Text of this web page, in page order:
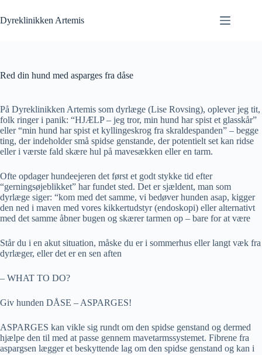
til
indhold
Dyreklinikken Artemis
Red din hund med asparges fra dåse
På Dyreklinikken Artemis som dyrlæge (Lise Rovsing), oplever jeg tit,
folk ringer i panik: “HJÆLP – jeg tror, min hund har spist et glasskår”
eller “min hund har spist et kyllingeskrog fra skraldespanden” – begge
ting, der indeholder små spidse genstande, der potentielt set kan ridse
eller i værste fald skære hul på mavesækken eller en tarm.
Ofte opdager hundeejeren det først et godt stykke tid efter
“gerningsøjeblikket” har fundet sted. Det er sjældent, man som
dyrlæge siger: “kom med det samme, vi bedøver hunden asap, kigger
den ned i maven med vores kikkertudstyr (endoskopi) eller alternativt
med det samme åbner bugen og skærer tarmen op – bare for at være
Står du i en akut situation, måske du er i sommerhus eller langt væk fra
dyrlæger, eller det er en sen aften
– WHAT TO DO?
Giv hunden DÅSE – ASPARGES!
ASPARGES kan vikle sig rundt om den spidse genstand og dermed
hjælpe den til med at passe gennem mavetarmssystemet. Fibrene fra
aspargsen lægger et beskyttende lag om den spidse genstand og kan i